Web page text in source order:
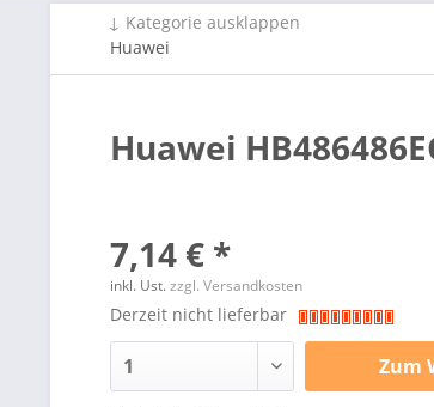
↓ Kategorie ausklappen
Huawei
Huawei
7,14 € *
inkl. Ust.zzgl. Versandkosten
Derzeit nicht lieferbar
Zum